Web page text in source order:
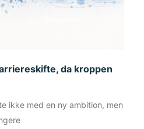
da kroppen
ikke med en ny ambition, men